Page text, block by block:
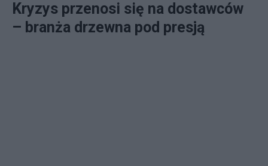
Kryzys przenosi się na dostawców
– branża drzewna pod presją